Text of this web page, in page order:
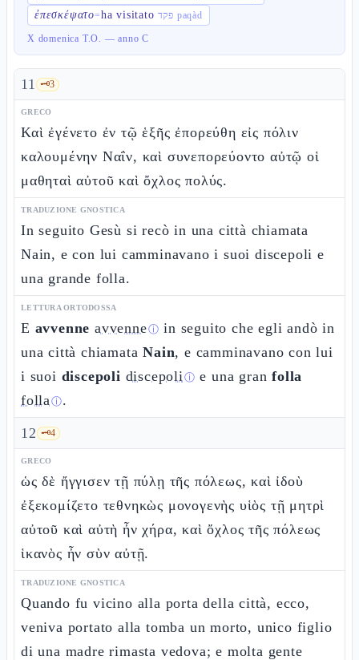
ἐπεσκέψατο=ha visitato פקד paqàd
X domenica T.O. — anno C
11 🗝️3
GRECO
Καὶ ἐγένετο ἐν τῷ ἑξῆς ἐπορεύθη εἰς πόλιν
καλουμένην Ναΐν, καὶ συνεπορεύοντο αὐτῷ οἱ
μαθηταὶ αὐτοῦ καὶ ὄχλος πολύς.
TRADUZIONE GNOSTICA
In seguito Gesù si recò in una città chiamata
Nain, e con lui camminavano i suoi discepoli e
una grande folla.
LETTURA ORTODOSSA
E avvenne avvenneⓘ in seguito che egli andò in
una città chiamataNain, e camminavano con lui
i suoi discepoli discepoliⓘ e una granfolla
follaⓘ.
12 🗝️4
GRECO
ὡς δὲ ἤγγισεν τῇ πύλῃ τῆς πόλεως, καὶ ἰδοὺ
ἐξεκομίζετο τεθνηκὼς μονογενὴς υἱὸς τῇ μητρὶ
αὐτοῦ καὶ αὐτὴ ἦν χήρα, καὶ ὄχλος τῆς πόλεως
ἱκανὸς ἦν σὺν αὐτῇ.
TRADUZIONE GNOSTICA
Quando fu vicino alla porta della città, ecco,
veniva portato alla tomba un morto, unico figlio
di una madre rimasta vedova; e molta gente